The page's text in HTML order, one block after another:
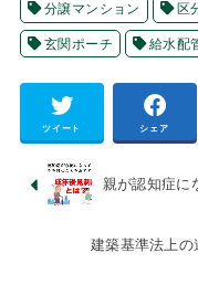
分譲マンション 区
玄関ポーチ 給水配
ツイート シェア
親が認知症に
建築基準法上の